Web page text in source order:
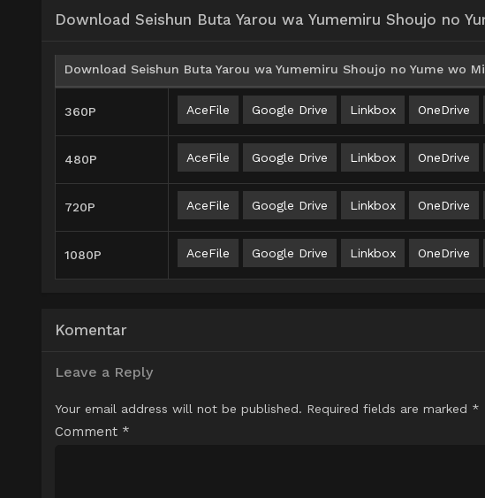
Download Seishun Buta Yarou wa Yumemiru Shoujo no
Download Seishun Buta Yarou wa Yumemiru Shoujo no Yume wo
360P AceFile Google Drive Linkbox OneDrive
480P AceFile Google Drive Linkbox OneDrive
720P AceFile Google Drive Linkbox OneDrive
1080P AceFile Google Drive Linkbox OneDrive
Komentar
Leave a Reply
Your email address will not be published. Required fields are marked *
Comment *